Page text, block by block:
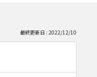
最終更新日 : 2022/12/10